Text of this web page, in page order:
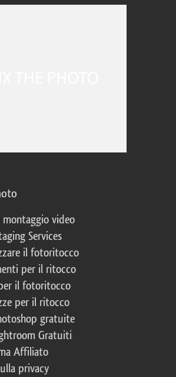
montaggio video
Services
il fotoritocco
per il ritocco
il fotoritocco
per il ritocco
gratuite
Gratuiti
Affiliato
privacy